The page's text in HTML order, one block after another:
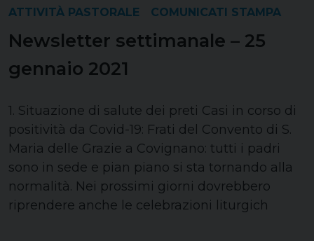
ATTIVITÀ PASTORALE COMUNICATI STAMPA
Newsletter settimanale – 25
gennaio 2021
1. Situazione di salute dei preti Casi in corso di
positività da Covid-19: Frati del Convento di S.
Maria delle Grazie a Covignano: tutti i padri
sono in sede e pian piano si sta tornando alla
normalità. Nei prossimi giorni dovrebbero
riprendere anche le celebrazioni liturgich